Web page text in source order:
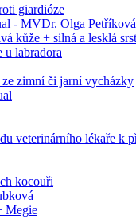
giardióze
- MVDr. Olga Petříková
kůže + silná a lesklá srst
u labradora
zimní či jarní vycházky
veterinárního lékaře k
kocouři
Megie